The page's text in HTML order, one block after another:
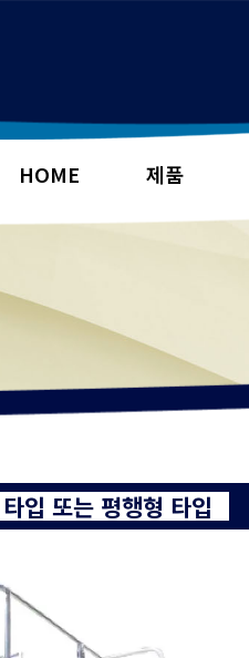
HOME 제품
입 또는 평행형 타입